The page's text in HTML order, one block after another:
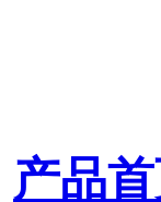
产品